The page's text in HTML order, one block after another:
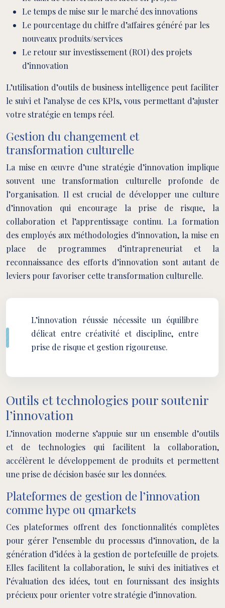
Le temps de mise sur le marché des innovations
Le pourcentage du chiffre d’affaires généré par les
nouveaux produits/services
Le retour sur investissement (ROI) des projets
d’innovation
L’utilisation d’outils de business intelligence peut faciliter
le suivi et l’analyse de ces KPIs, vous permettant d’ajuster
votre stratégie en temps réel.
Gestion du changement et
transformation culturelle
La mise en œuvre d’une stratégie d’innovation implique
souvent une transformation culturelle profonde de
l’organisation. Il est crucial de développer une culture
d’innovation qui encourage la prise de risque, la
collaboration et l’apprentissage continu. La formation
des employés aux méthodologies d’innovation, la mise en
place de programmes d’intrapreneuriat et la
reconnaissance des efforts d’innovation sont autant de
leviers pour favoriser cette transformation culturelle.
L’innovation réussie nécessite un équilibre
délicat entre créativité et discipline, entre
prise de risque et gestion rigoureuse.
Outils et technologies pour soutenir
l’innovation
L’innovation moderne s’appuie sur un ensemble d’outils
et de technologies qui facilitent la collaboration,
accélèrent le développement de produits et permettent
une prise de décision basée sur les données.
Plateformes de gestion de l’innovation
comme hype ou qmarkets
Ces plateformes offrent des fonctionnalités complètes
pour gérer l’ensemble du processus d’innovation, de la
génération d’idées à la gestion de portefeuille de projets.
Elles facilitent la collaboration, le suivi des initiatives et
l’évaluation des idées, tout en fournissant des insights
précieux pour orienter votre stratégie d’innovation.